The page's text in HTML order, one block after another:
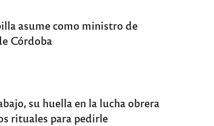
asume como ministro de
Córdoba
su huella en la lucha obrera
rituales para pedirle